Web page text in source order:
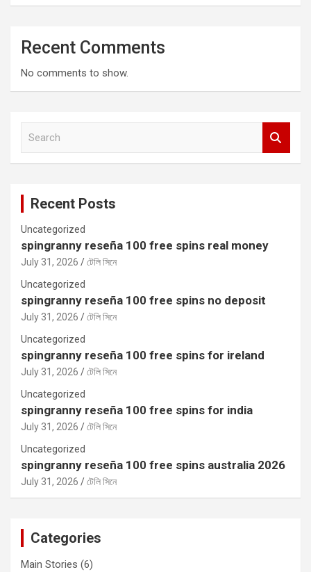
Recent Comments
No comments to show.
Recent Posts
Uncategorized
spingranny reseña 100 free spins real money
July 31, 2026
টেলি সিনে
Uncategorized
spingranny reseña 100 free spins no deposit
July 31, 2026
টেলি সিনে
Uncategorized
spingranny reseña 100 free spins for ireland
July 31, 2026
টেলি সিনে
Uncategorized
spingranny reseña 100 free spins for india
July 31, 2026
টেলি সিনে
Uncategorized
spingranny reseña 100 free spins australia 2026
July 31, 2026 টেলি সিনে
Categories
Main Stories (6)